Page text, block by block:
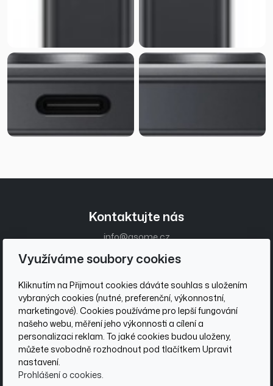
Kontaktujte nás
info@asome.cz
Zákaznický servis
Obchodní podmínky
Ochrana osobních údajů
Sociální sítě
Využíváme soubory cookies
Kliknutím na Přijmout cookies dáváte souhlas s uložením
vybraných cookies (nutné, preferenční, výkonnostní,
marketingové). Cookies používáme pro lepší fungování
našeho webu, měření jeho výkonnosti a cílení a
personalizaci reklam. To jaké cookies budou uloženy,
můžete svobodně rozhodnout pod tlačítkem Upravit
nastavení.
Prohlášení o cookies.